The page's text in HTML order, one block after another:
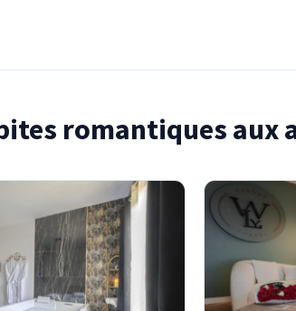
romantiques aux